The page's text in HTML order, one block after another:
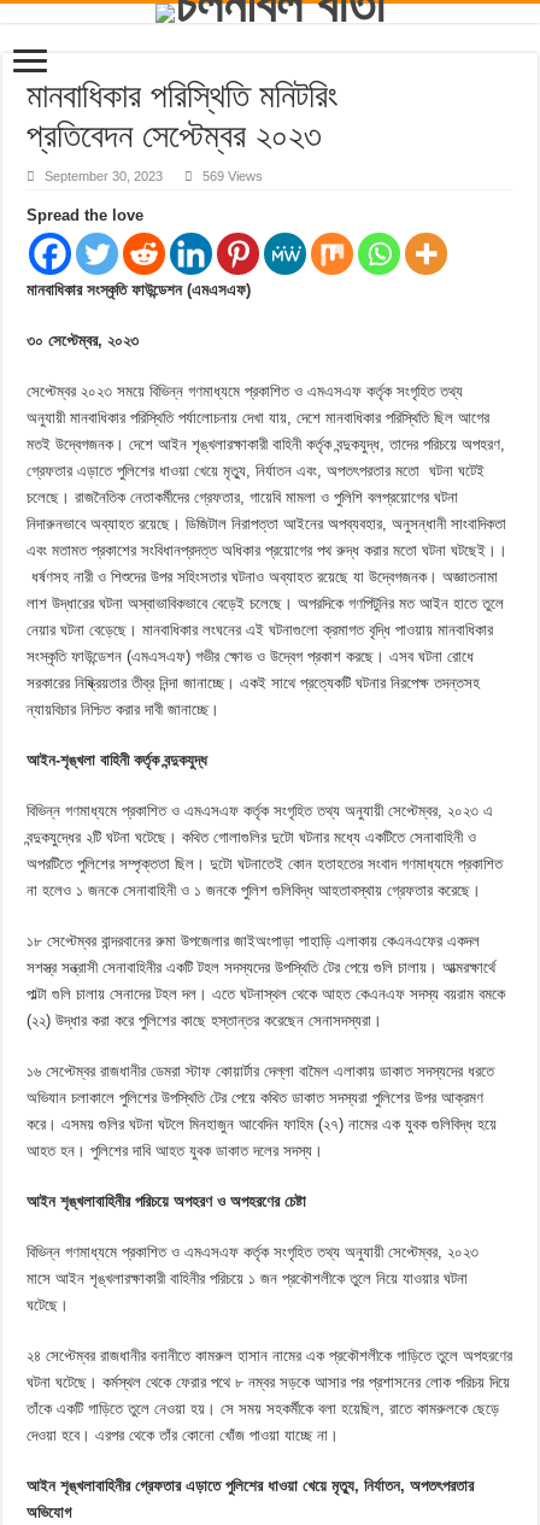
মানবাধিকার পরিস্থিতি মনিটরিং
প্রতিবেদন সেপ্টেম্বর ২০২৩
September 30, 2023 569 Views
Spread the love
মানবাধিকার সংস্কৃতি ফাউন্ডেশন (এমএসএফ)
৩০ সেপ্টেম্বর, ২০২৩
সেপ্টেম্বর ২০২৩ সময়ে বিভিন্ন গণমাধ্যমে প্রকাশিত ও এমএসএফ কর্তৃক সংগৃহিত তথ্য
অনুযায়ী মানবাধিকার পরিস্থিতি পর্যালোচনায় দেখা যায়, দেশে মানবাধিকার পরিস্থিতি ছিল আগের
মতই উদ্বেগজনক। দেশে আইন শৃঙ্খলারক্ষাকারী বাহিনী কর্তৃক বন্দুকযুদ্ধ, তাদের পরিচয়ে অপহরণ,
গ্রেফতার এড়াতে পুলিশের ধাওয়া খেয়ে মৃত্যু, নির্যাতন এবং, অপতৎপরতার মতো ঘটনা ঘটেই
চলেছে। রাজনৈতিক নেতাকর্মীদের গ্রেফতার, গায়েবি মামলা ও পুলিশি বলপ্রয়োগের ঘটনা
নিদারুনভাবে অব্যাহত রয়েছে। ডিজিটাল নিরাপত্তা আইনের অপব্যবহার, অনুসন্ধানী সাংবাদিকতা
এবং মতামত প্রকাশের সংবিধানপ্রদত্ত অধিকার প্রয়োগের পথ রুদ্ধ করার মতো ঘটনা ঘটছেই।।
ধর্ষণসহ নারী ও শিশুদের উপর সহিংসতার ঘটনাও অব্যাহত রয়েছে যা উদ্বেগজনক। অজ্ঞাতনামা
লাশ উদ্ধারের ঘটনা অস্বাভাবিকভাবে বেড়েই চলেছে। অপরদিকে গণপিটুনির মত আইন হাতে তুলে
নেয়ার ঘটনা বেড়েছে। মানবাধিকার লংঘনের এই ঘটনাগুলো ক্রমাগত বৃদ্ধি পাওয়ায় মানবাধিকার
সংস্কৃতি ফাউন্ডেশন (এমএসএফ) গভীর ক্ষোভ ও উদ্বেগ প্রকাশ করছে। এসব ঘটনা রোধে
সরকারের নিষ্ক্রিয়তার তীব্র নিন্দা জানাচ্ছে। একই সাথে প্রত্যেকটি ঘটনার নিরপেক্ষ তদন্তসহ
ন্যায়বিচার নিশ্চিত করার দাবী জানাচ্ছে।
আইন-শৃঙ্খলা বাহিনী কর্তৃক বন্দুকযুদ্ধ
বিভিন্ন গণমাধ্যমে প্রকাশিত ও এমএসএফ কর্তৃক সংগৃহিত তথ্য অনুযায়ী সেপ্টেম্বর, ২০২৩ এ
বন্দুকযুদ্ধের ২টি ঘটনা ঘটেছে। কথিত গোলাগুলির দুটো ঘটনার মধ্যে একটিতে সেনাবাহিনী ও
অপরটিতে পুলিশের সম্পৃক্ততা ছিল। দুটো ঘটনাতেই কোন হতাহতের সংবাদ গণমাধ্যমে প্রকাশিত
না হলেও ১ জনকে সেনাবাহিনী ও ১ জনকে পুলিশ গুলিবিদ্ধ আহতাবস্থায় গ্রেফতার করেছে।
১৮ সেপ্টেম্বর বান্দরবানের রুমা উপজেলার জাইঅংপাড়া পাহাড়ি এলাকায় কেএনএফের একদল
সশস্ত্র সন্ত্রাসী সেনাবাহিনীর একটি টহল সদস্যদের উপস্থিতি টের পেয়ে গুলি চালায়। আত্মরক্ষার্থে
পাল্টা গুলি চালায় সেনাদের টহল দল। এতে ঘটনাস্থল থেকে আহত কেএনএফ সদস্য বয়রাম বমকে
(২২) উদ্ধার করা করে পুলিশের কাছে হস্তান্তর করেছেন সেনাসদস্যরা।
১৬ সেপ্টেম্বর রাজধানীর ডেমরা স্টাফ কোয়ার্টার দেল্লা বামৈল এলাকায় ডাকাত সদস্যদের ধরতে
অভিযান চলাকালে পুলিশের উপস্থিতি টের পেয়ে কথিত ডাকাত সদস্যরা পুলিশের উপর আক্রমণ
করে। এসময় গুলির ঘটনা ঘটলে মিনহাজুন আবেদিন ফাহিম (২৭) নামের এক যুবক গুলিবিদ্ধ হয়ে
আহত হন। পুলিশের দাবি আহত যুবক ডাকাত দলের সদস্য।
আইন শৃঙ্খলাবাহিনীর পরিচয়ে অপহরণ ও অপহরণের চেষ্টা
বিভিন্ন গণমাধ্যমে প্রকাশিত ও এমএসএফ কর্তৃক সংগৃহিত তথ্য অনুযায়ী সেপ্টেম্বর, ২০২৩
মাসে আইন শৃঙ্খলারক্ষাকারী বাহিনীর পরিচয়ে ১ জন প্রকৌশলীকে তুলে নিয়ে যাওয়ার ঘটনা
ঘটেছে।
২৪ সেপ্টেম্বর রাজধানীর বনানীতে কামরুল হাসান নামের এক প্রকৌশলীকে গাড়িতে তুলে অপহরণের
ঘটনা ঘটেছে। কর্মস্থল থেকে ফেরার পথে ৮ নম্বর সড়কে আসার পর প্রশাসনের লোক পরিচয় দিয়ে
তাঁকে একটি গাড়িতে তুলে নেওয়া হয়। সে সময় সহকর্মীকে বলা হয়েছিল, রাতে কামরুলকে ছেড়ে
দেওয়া হবে। এরপর থেকে তাঁর কোনো খোঁজ পাওয়া যাচ্ছে না।
আইন শৃঙ্খলাবাহিনীর গ্রেফতার এড়াতে পুলিশের ধাওয়া খেয়ে মৃত্যু, নির্যাতন, অপতৎপরতার
অভিযোগ